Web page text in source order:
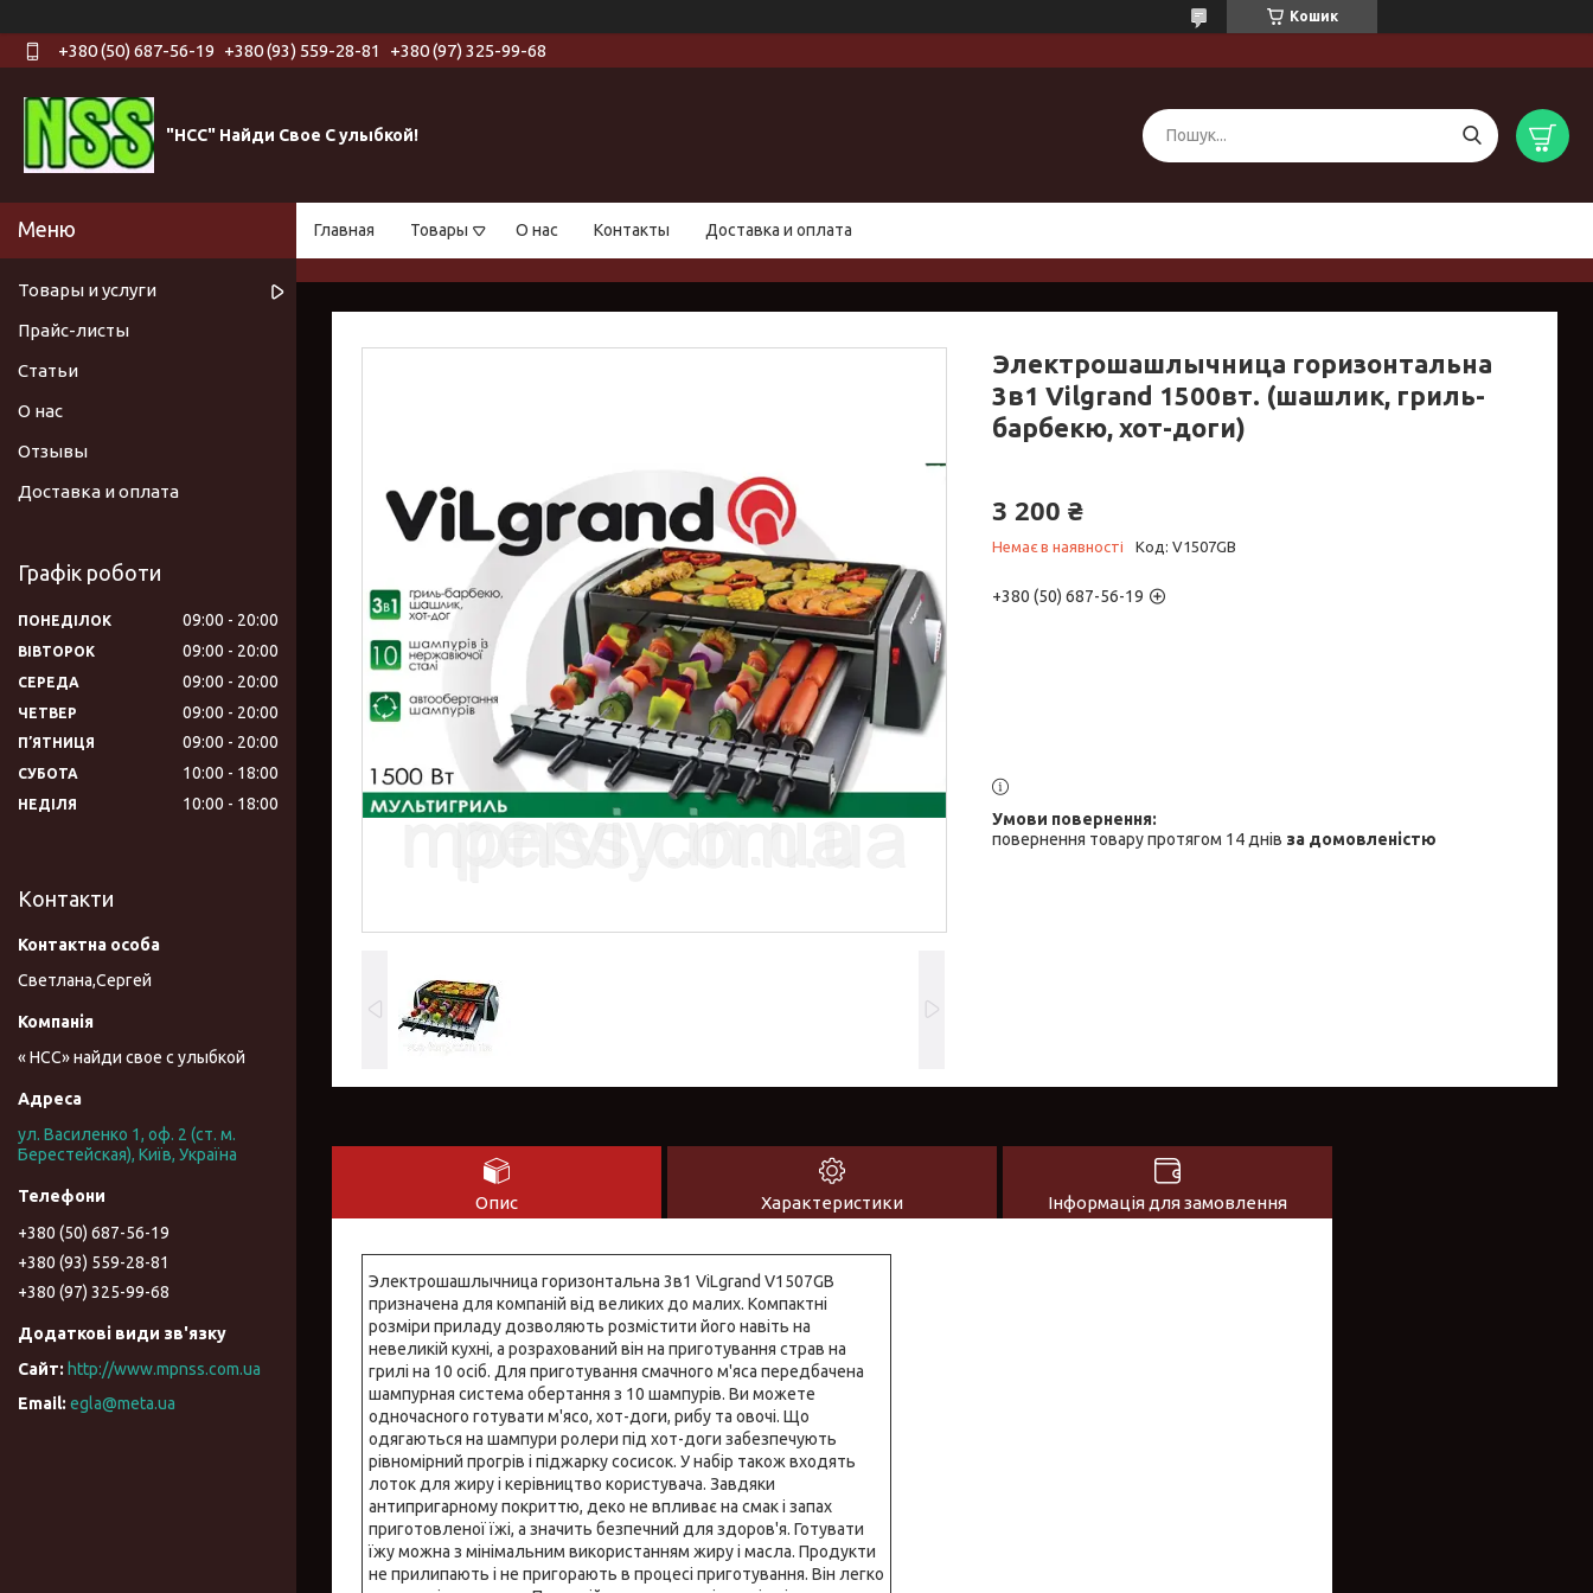
Кошик
+380 (50) 687-56-19 +380 (93) 559-28-81 +380 (97) 325-99-68
"НСС" Найди Свое С улыбкой!
Главная Товары О нас Контакты Доставка и оплата
Электрошашлычница горизонтальна
3в1 Vilgrand 1500вт. (шашлик, гриль-
барбекю, хот-доги)
3 200 ₴
Немає в наявності Код: V1507GB
+380 (50) 687-56-19
повернення товару протягом 14 днів за домовленістю
Опис Характеристики Інформація для замовлення
Электрошашлычница горизонтальна 3в1 ViLgrand V1507GВ
призначена для компаній від великих до малих. Компактні
розміри приладу дозволяють розмістити його навіть на
невеликій кухні, а розрахований він на приготування страв на
грилі на 10 осіб. Для приготування смачного м'яса передбачена
шампурная система обертання з 10 шампурів. Ви можете
одночасного готувати м'ясо, хот-доги, рибу та овочі. Що
одягаються на шампури ролери під хот-доги забезпечують
рівномірний прогрів і піджарку сосисок. У набір також входять
лоток для жиру і керівництво користувача. Завдяки
антипригарному покриттю, деко не впливає на смак і запах
приготовленої їжі, а значить безпечний для здоров'я. Готувати
їжу можна з мінімальним використанням жиру і масла. Продукти
не прилипають і не пригорають в процесі приготування. Він легко
Товары и услуги
Прайс-листы
Статьи
О нас
Отзывы
Доставка и оплата
Графік роботи
ПОНЕДІЛОК 09:00 20:00
ВІВТОРОК 09:00 20:00
СЕРЕДА 09:00 20:00
ЧЕТВЕР 09:00 20:00
ПʼЯТНИЦЯ 09:00 20:00
СУБОТА 10:00 18:00
НЕДІЛЯ 10:00 18:00
Контакти
Светлана,Сергей
« НСС» найди свое с улыбкой
ул. Василенко 1, оф. 2 (ст. м.
Берестейская), Київ, Україна
+380 (50) 687-56-19
+380 (93) 559-28-81
+380 (97) 325-99-68
http://www.mpnss.com.ua
egla@meta.ua